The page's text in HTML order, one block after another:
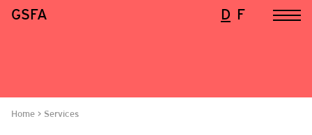
GSFA D F
Home Services